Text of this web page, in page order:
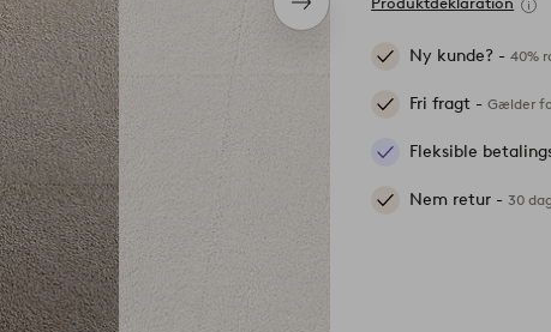
Næste
produkt
Ny kunde? -40%
Fri fragt -Gælder
Fleksible
Nem retur -30